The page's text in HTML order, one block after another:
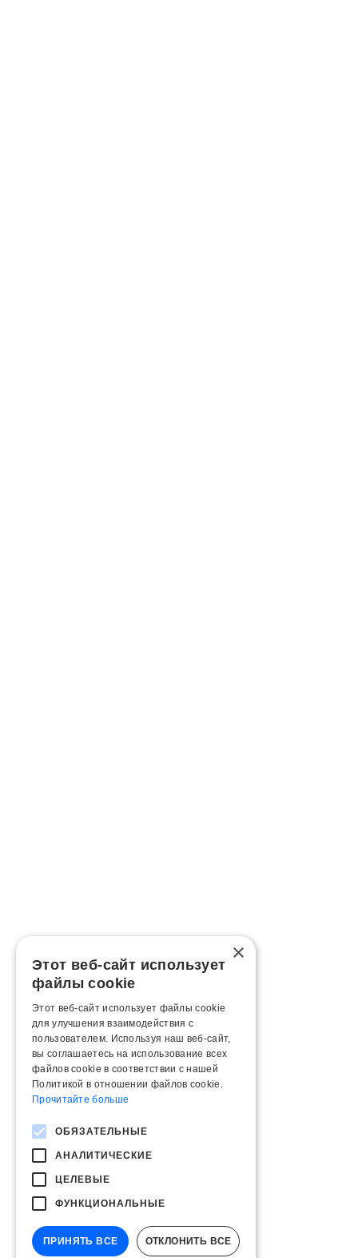
×
Этот веб-сайт использует
файлы cookie
Этот веб-сайт использует файлы cookie
для улучшения взаимодействия с
пользователем. Используя наш веб-сайт,
вы соглашаетесь на использование всех
файлов cookie в соответствии с нашей
Политикой в ​​отношении файлов cookie.
Прочитайте больше
ОБЯЗАТЕЛЬНЫЕ
АНАЛИТИЧЕСКИЕ
ЦЕЛЕВЫЕ
ФУНКЦИОНАЛЬНЫЕ
ПРИНЯТЬ ВСЕ ОТКЛОНИТЬ ВСЕ